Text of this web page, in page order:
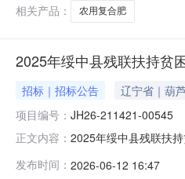
相关产品：
农用复合肥
2025年绥中县残联扶持贫
招标｜招标公告 辽宁省｜葫
项目编号： JH26-211421-00545
正文内容： 2025年绥中县残联扶
前递交投标文件。一
发布时间： 2026-06-12 16:47